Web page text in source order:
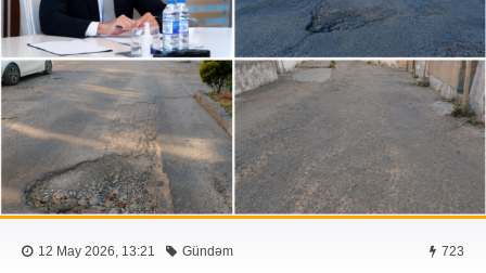
12 May 2026, 13:21 Gündəm 723